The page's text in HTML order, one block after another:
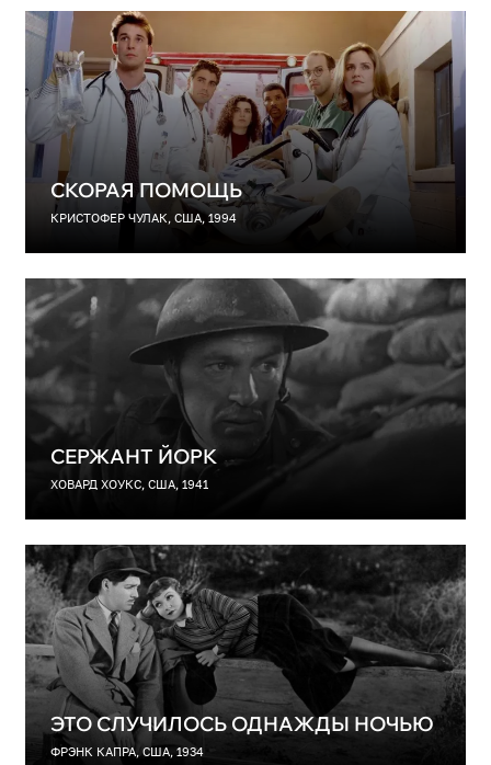
СКОРАЯ ПОМОЩЬ
КРИСТОФЕР ЧУЛАК, США, 1994
СЕРЖАНТ ЙОРК
ХОВАРД ХОУКС, США, 1941
ЭТО СЛУЧИЛОСЬ ОДНАЖДЫ НОЧЬЮ
ФРЭНК КАПРА, США, 1934